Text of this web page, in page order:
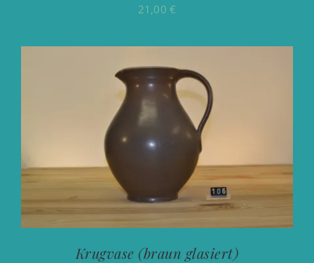
21,00€
Krugvase (braun glasiert)